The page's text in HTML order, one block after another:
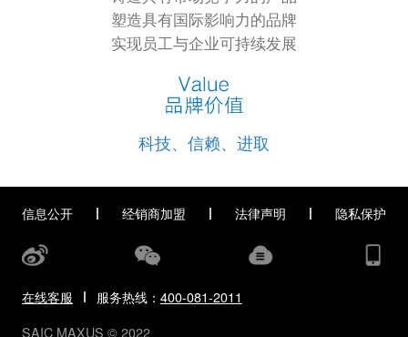
塑造具有国际影响力的品牌
实现员工与企业可持续发展
科技、信赖、进取
信息公开 经销商加盟 法律声明 隐私保护
在线客服 服务热线： 400-081-2011
SAIC MAXUS © 2022